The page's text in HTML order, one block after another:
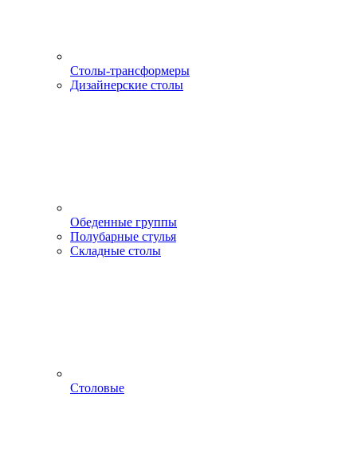
Столы-трансформеры
Дизайнерские столы
Обеденные группы
Полубарные стулья
Складные столы
Столовые